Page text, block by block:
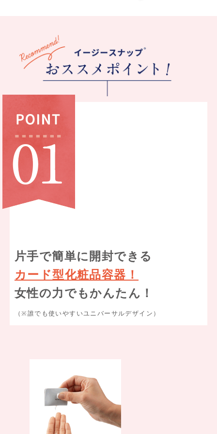
片手で簡単に開封できる
カード型化粧品容器！
女性の力でもかんたん！
（※誰でも使いやすいユニバーサルデザイン）